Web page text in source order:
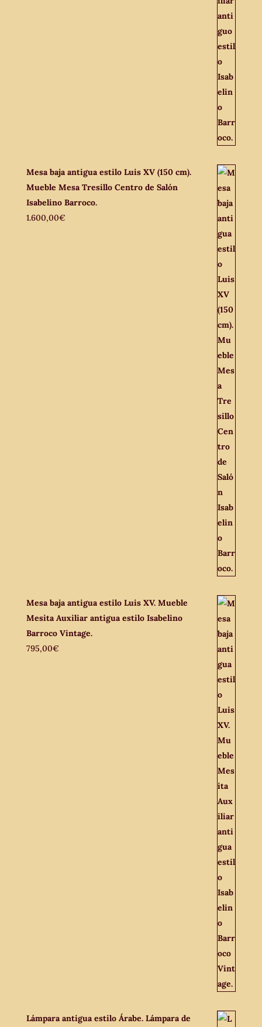
Mesa baja antigua estilo Luis XV (150 cm).
Mueble Mesa Tresillo Centro de Salón
Isabelino Barroco.
1.600,00€
Mesa baja antigua estilo Luis XV. Mueble
Mesita Auxiliar antigua estilo Isabelino
Barroco Vintage.
795,00€
Lámpara antigua estilo Árabe. Lámpara de